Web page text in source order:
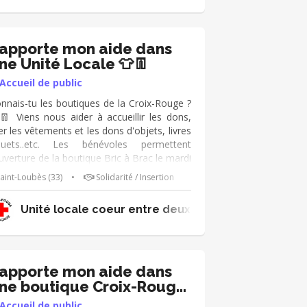
des portants ➔
Tu es polyvalent et as le sens de
? Rejoins-nous 😀
Vals Aubenas
mon aide dans
Unité Locale 👕👖
Accueil de public
tu les boutiques de la Croix-Rouge ?
Viens nous aider à accueillir les dons,
les vêtements et les dons d'objets, livres
Les bénévoles permettent
de la boutique Bric à Brac le mardi
samedi et ont pour mission : ➔ Accueillir
publics (donateurs et personnes
dans un esprit d’écoute et de
➔ Participer au tri des vêtements
Recevoir les personnes. Tu es polyvalent
Loubès (33) • Solidarité / Insertion
Unité locale coeur entre deux mers
mon aide dans
boutique Croix-Rouge